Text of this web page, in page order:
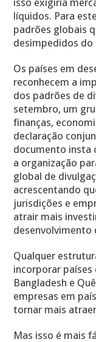
isso exigiria
líquidos. Para
padrões globais
desimpedidos do
Os países em
reconhecem a
dos padrões de
setembro, um
finanças,
declaração
documento insta
a organização
global de
acrescentando
jurisdições e
atrair mais
desenvolvimento
Qualquer
incorporar países
Bangladesh e
empresas em
tornar mais
Mas isso é mais